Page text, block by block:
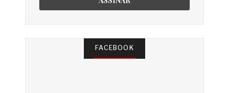
FACEBOOK